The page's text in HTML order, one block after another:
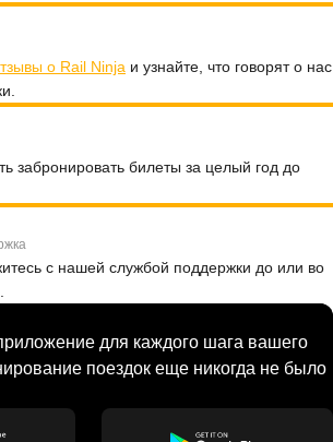
о Rail Ninja и узнайте, что говорят о нас
забронировать билеты за целый год до
с нашей службой поддержки до или во
для каждого шага вашего
поездок еще никогда не было